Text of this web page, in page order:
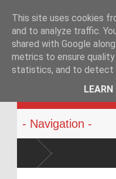
This site uses cookies
and to analyze traffic.
shared with Google
metrics to ensure
statistics, and to detect
LEARN